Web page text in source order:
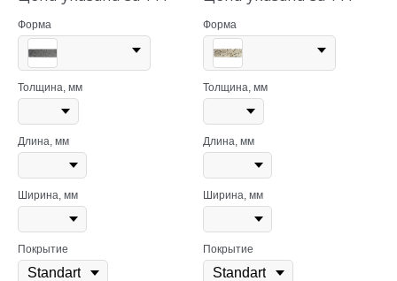
Форма
Толщина, мм
Длина, мм
Ширина, мм
Покрытие
Форма
Толщина, мм
Длина, мм
Ширина, мм
Покрытие